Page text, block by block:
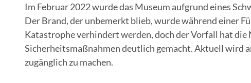
Im Februar 2022 wurde das Museum aufgrund eines
Der Brand, der unbemerkt blieb, wurde während einer
Katastrophe verhindert werden, doch der Vorfall hat
Sicherheitsmaßnahmen deutlich gemacht. Aktuell wird
zugänglich zu machen.